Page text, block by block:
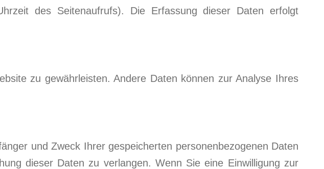
des Seitenaufrufs). Die Erfassung dieser Daten erfolgt
zu gewährleisten. Andere Daten können zur Analyse Ihres
und Zweck Ihrer gespeicherten personenbezogenen Daten
dieser Daten zu verlangen. Wenn Sie eine Einwilligung zur